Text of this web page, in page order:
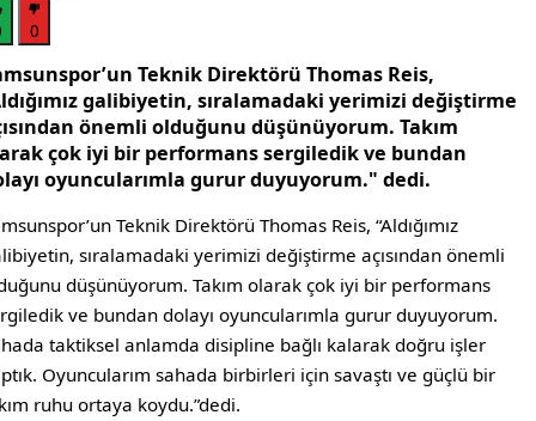
0
Teknik Direktörü Thomas Reis,
galibiyetin, sıralamadaki yerimizi değiştirme
önemli olduğunu düşünüyorum. Takım
çok iyi bir performans sergiledik ve bundan
oyuncularımla gurur duyuyorum." dedi.
Teknik Direktörü Thomas Reis, “Aldığımız
sıralamadaki yerimizi değiştirme açısından önemli
düşünüyorum. Takım olarak çok iyi bir performans
ve bundan dolayı oyuncularımla gurur duyuyorum.
taktiksel anlamda disipline bağlı kalarak doğru işler
Oyuncularım sahada birbirleri için savaştı ve güçlü bir
ruhu ortaya koydu.”dedi.